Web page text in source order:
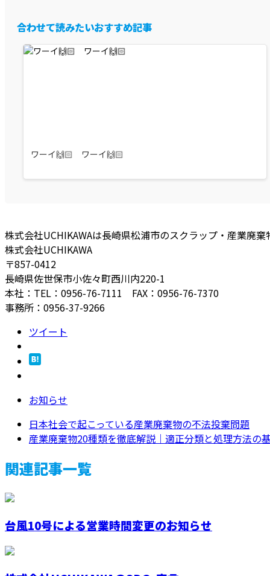
合わせて読みたいおすすめ記事
ワーイ🙌🏻 ワーイ🙌🏻
株式会社UCHIKAWAは長崎県松浦市のスクラップ・産業廃
株式会社UCHIKAWA
〒857-0412
長崎県佐世保市小佐々町西川内220-1
本社：TEL：0956-76-7111 FAX：0956-76-7370
事務所：0956-37-9266
ツイート
お知らせ
日本社会で起こっている産業廃棄物の不法投棄問題
産業廃棄物20種類を徹底解説｜適正分類と処理方法の
関連記事一覧
台風10号による営業時間変更のお知らせ